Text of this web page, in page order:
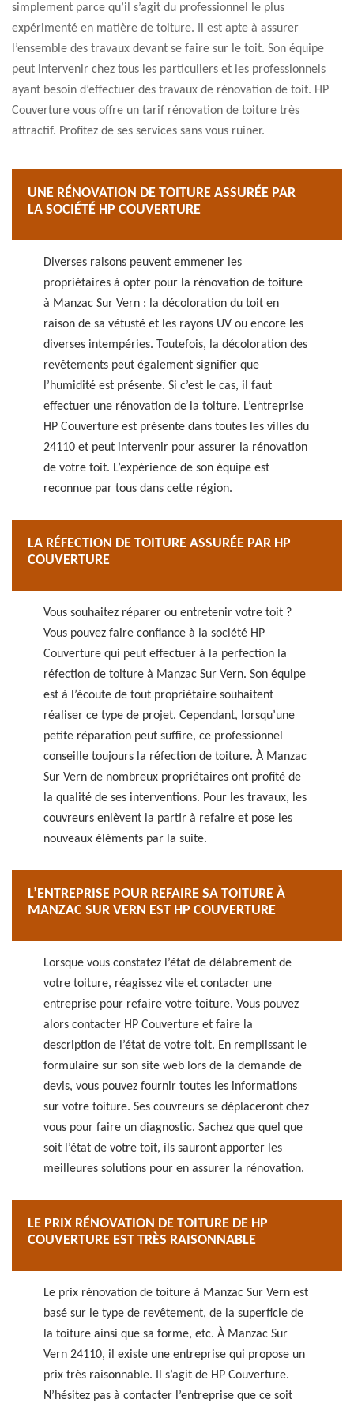
simplement parce qu’il s’agit du professionnel le plus
expérimenté en matière de toiture. Il est apte à assurer
l’ensemble des travaux devant se faire sur le toit. Son équipe
peut intervenir chez tous les particuliers et les professionnels
ayant besoin d’effectuer des travaux de rénovation de toit. HP
Couverture vous offre un tarif rénovation de toiture très
attractif. Profitez de ses services sans vous ruiner.
UNE RÉNOVATION DE TOITURE ASSURÉE PAR
LA SOCIÉTÉ HP COUVERTURE
Diverses raisons peuvent emmener les
propriétaires à opter pour la rénovation de toiture
à Manzac Sur Vern : la décoloration du toit en
raison de sa vétusté et les rayons UV ou encore les
diverses intempéries. Toutefois, la décoloration des
revêtements peut également signifier que
l’humidité est présente. Si c’est le cas, il faut
effectuer une rénovation de la toiture. L’entreprise
HP Couverture est présente dans toutes les villes du
24110 et peut intervenir pour assurer la rénovation
de votre toit. L’expérience de son équipe est
reconnue par tous dans cette région.
LA RÉFECTION DE TOITURE ASSURÉE PAR HP
COUVERTURE
Vous souhaitez réparer ou entretenir votre toit ?
Vous pouvez faire confiance à la société HP
Couverture qui peut effectuer à la perfection la
réfection de toiture à Manzac Sur Vern. Son équipe
est à l’écoute de tout propriétaire souhaitent
réaliser ce type de projet. Cependant, lorsqu’une
petite réparation peut suffire, ce professionnel
conseille toujours la réfection de toiture. À Manzac
Sur Vern de nombreux propriétaires ont profité de
la qualité de ses interventions. Pour les travaux, les
couvreurs enlèvent la partir à refaire et pose les
nouveaux éléments par la suite.
L’ENTREPRISE POUR REFAIRE SA TOITURE À
MANZAC SUR VERN EST HP COUVERTURE
Lorsque vous constatez l’état de délabrement de
votre toiture, réagissez vite et contacter une
entreprise pour refaire votre toiture. Vous pouvez
alors contacter HP Couverture et faire la
description de l’état de votre toit. En remplissant le
formulaire sur son site web lors de la demande de
devis, vous pouvez fournir toutes les informations
sur votre toiture. Ses couvreurs se déplaceront chez
vous pour faire un diagnostic. Sachez que quel que
soit l’état de votre toit, ils sauront apporter les
meilleures solutions pour en assurer la rénovation.
LE PRIX RÉNOVATION DE TOITURE DE HP
COUVERTURE EST TRÈS RAISONNABLE
Le prix rénovation de toiture à Manzac Sur Vern est
basé sur le type de revêtement, de la superficie de
la toiture ainsi que sa forme, etc. À Manzac Sur
Vern 24110, il existe une entreprise qui propose un
prix très raisonnable. Il s’agit de HP Couverture.
N’hésitez pas à contacter l’entreprise que ce soit